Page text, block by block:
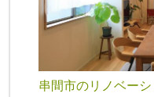
串間市のリノベー